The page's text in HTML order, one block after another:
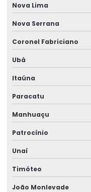
Nova Lima
Nova Serrana
Coronel Fabriciano
Ubá
Itaúna
Paracatu
Manhuaçu
Patrocínio
Unaí
Timóteo
João Monlevade